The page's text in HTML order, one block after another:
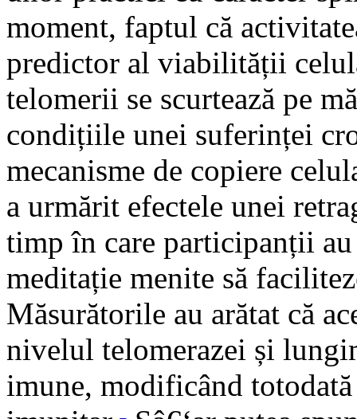
moment, faptul că
predictor al viabilității
telomerii se scurtează pe
condițiile unei suferinței
mecanisme de copiere
a urmărit efectele unei
timp în care participanții
meditație menite să
Măsurătorile au arătat că
nivelul telomerazei și
imune, modificând